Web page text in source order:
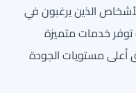
للأشخاص الذين يرغبون في
توفر خدمات متميزة
أعلى مستويات الجودة